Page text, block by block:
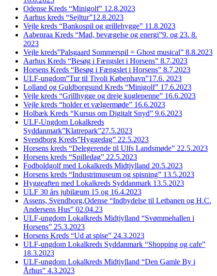
Odense Kreds “Minigolf” 12.8.2023
Aarhus kreds “Sejltur”12.8.2023
Vejle kreds “Bankospil og grillehygge” 11.8.2023
Aabenraa Kreds “Mad, bevægelse og energi”9. og 23. 8.
2023
Vejle kreds”Palsgaard Sommerspil = Ghost musical” 8.8.2023
Aarhus Kreds “Besøg i Fængslet i Horsens” 8.7.2023
Horsens Kreds “Besøg i Fængslet i Horsens” 8.7.2023
ULF-ungdom”Tur til Tivoli København”17.6. 2023
Lolland og Guldborgsund Kreds “Minigolf” 17.6.2023
Vejle kreds “Grillhygge og dreje kuglepenne” 16.6.2023
Vejle kreds “holder et vælgermøde” 16.6.2023
Holbæk Kreds “Kursus om Digitalt Snyd” 9.6.2023
ULF-Ungdom Lokalkreds
Syddanmark”Klatrepark”27.5.2023
Svendborg Kreds”Hyggedag” 22.5.2023
Horsens kreds “Delegerende til Ulfs Landsmøde” 22.5.2023
Horsens kreds “Spilledag” 22.5.2023
Fodboldgolf med Lokalkreds Midtjylland 20.5.2023
Horsens kreds “Industrimuseum og spisning” 13.5.2023
Hyggeaften med Lokalkreds Syddanmark 13.5.2023
ULF 30 års jubilæum 15 og 16.4.2023
Assens, Svendborg,Odense “Indbydelse til Letbanen og H.C.
Andersens Hus” 02.04.23
ULF-ungdom Lokalkreds Midtjylland “Svømmehallen i
Horsens” 25.3.2023
Horsens Kreds “Ud at spise” 24.3.2023
ULF-ungdom Lokalkreds Syddanmark “Shopping og cafe”
18.3.2023
ULF-ungdom Lokalkreds Midtjylland “Den Gamle By i
Århus” 4.3.2023